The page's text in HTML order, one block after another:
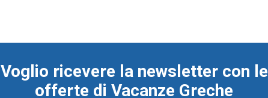
Voglio ricevere la newsletter con le
offerte di Vacanze Greche